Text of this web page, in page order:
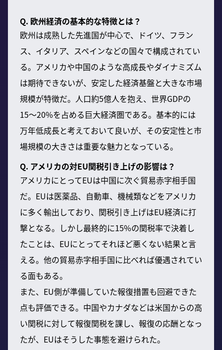
Q. 欧州経済の基本的な特徴とは？
欧州は成熟した先進国が中心で、ドイツ、フラン
ス、イタリア、スペインなどの国々で構成されてい
る。アメリカや中国のような高成長やダイナミズム
は期待できないが、安定した経済基盤と大きな市場
規模が特徴だ。人口約5億人を抱え、世界GDPの
15〜20%を占める巨大経済圏である。基本的には
万年低成長と考えておいて良いが、その安定性と市
場規模の大きさは重要な魅力となっている。
Q. アメリカの対EU関税引き上げの影響は？
アメリカにとってEUは中国に次ぐ貿易赤字相手国
だ。EUは医薬品、自動車、機械類などをアメリカ
に多く輸出しており、関税引き上げはEU経済に打
撃となる。しかし最終的に15%の関税率で決着し
たことは、EUにとってそれほど悪くない結果と言
える。他の貿易赤字相手国に比べれば優遇されてい
る面もある。
また、EU側が準備していた報復措置も回避できた
点も評価できる。中国やカナダなどは米国からの高
い関税に対して報復関税を課し、報復の応酬となっ
たが、EUはそうした事態を避けられた。